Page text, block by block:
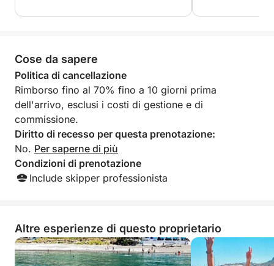
Cose da sapere
Politica di cancellazione
Rimborso fino al 70% fino a 10 giorni prima
dell'arrivo, esclusi i costi di gestione e di
commissione.
Diritto di recesso per questa prenotazione:
No. Per saperne di più
Condizioni di prenotazione
Include skipper professionista
Altre esperienze di questo proprietario